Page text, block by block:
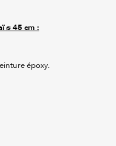
ø 45 cm :
époxy.